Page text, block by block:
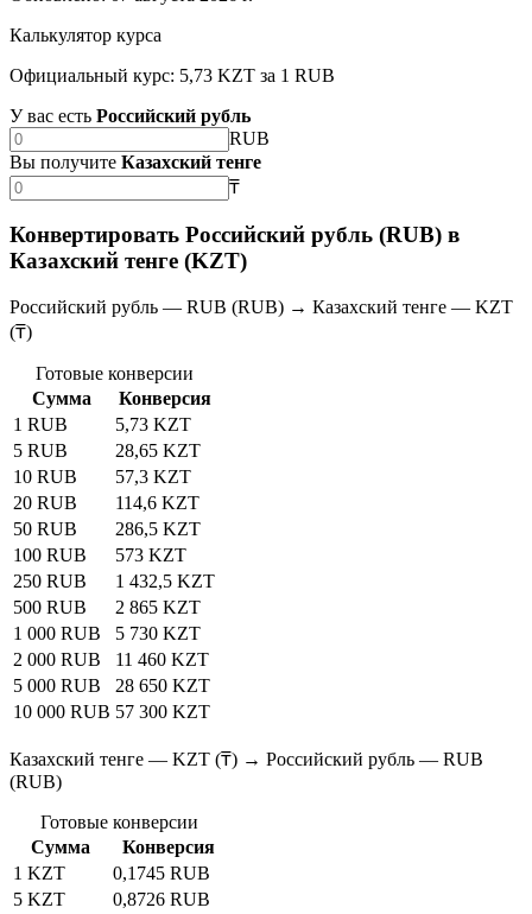
Калькулятор курса
Официальный курс: 5,73 KZT за 1 RUB
У вас есть Российский рубль
RUB
Вы получите Казахский тенге
₸
Конвертировать Российский рубль (RUB) в
Казахский тенге (KZT)
Российский рубль — RUB (RUB) → Казахский тенге — KZT
(₸)
Готовые конверсии
Сумма
Конверсия
1 RUB
5,73 KZT
5 RUB
28,65 KZT
10 RUB
57,3 KZT
20 RUB
114,6 KZT
50 RUB
286,5 KZT
100 RUB
573 KZT
250 RUB
1 432,5 KZT
500 RUB
2 865 KZT
1 000 RUB
5 730 KZT
2 000 RUB
11 460 KZT
5 000 RUB
28 650 KZT
10 000 RUB 57 300 KZT
Казахский тенге — KZT (₸) → Российский рубль — RUB
(RUB)
Готовые конверсии
Сумма
Конверсия
1 KZT
0,1745 RUB
5 KZT
0,8726 RUB